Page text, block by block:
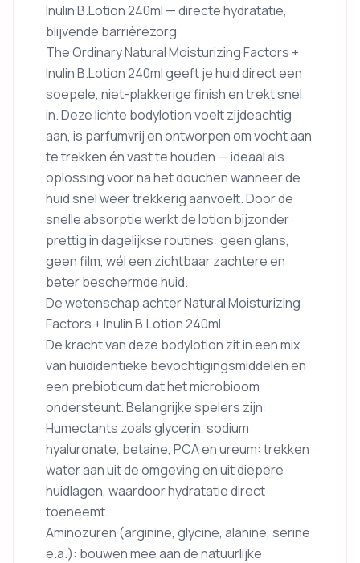
Inulin B.Lotion 240ml — directe hydratatie,
blijvende barrièrezorg
The Ordinary Natural Moisturizing Factors +
Inulin B.Lotion 240ml geeft je huid direct een
soepele, niet-plakkerige finish en trekt snel
in. Deze lichte bodylotion voelt zijdeachtig
aan, is parfumvrij en ontworpen om vocht aan
te trekken én vast te houden — ideaal als
oplossing voor na het douchen wanneer de
huid snel weer trekkerig aanvoelt. Door de
snelle absorptie werkt de lotion bijzonder
prettig in dagelijkse routines: geen glans,
geen film, wél een zichtbaar zachtere en
beter beschermde huid.
De wetenschap achter Natural Moisturizing
Factors + Inulin B.Lotion 240ml
De kracht van deze bodylotion zit in een mix
van huididentieke bevochtigingsmiddelen en
een prebioticum dat het microbioom
ondersteunt. Belangrijke spelers zijn:
Humectants zoals glycerin, sodium
hyaluronate, betaine, PCA en ureum: trekken
water aan uit de omgeving en uit diepere
huidlagen, waardoor hydratatie direct
toeneemt.
Aminozuren (arginine, glycine, alanine, serine
e.a.): bouwen mee aan de natuurlijke